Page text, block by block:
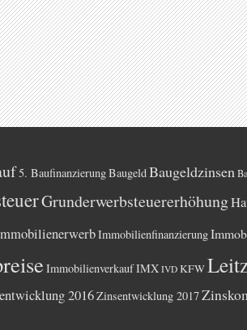
5. BaufinanzierungBaugeldBaugeldzinsen
Grunderwerbsteuererhöhung
Immobilienfinanzierung
ImmobilienverkaufIMX IVD KFW
2016Zinsentwicklung 2017